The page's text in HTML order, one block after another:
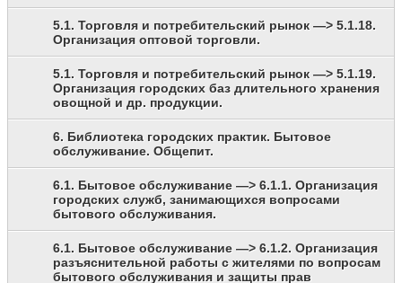
5.1. Торговля и потребительский рынок —> 5.1.18.
Организация оптовой торговли.
5.1. Торговля и потребительский рынок —> 5.1.19.
Организация городских баз длительного хранения
овощной и др. продукции.
6. Библиотека городских практик. Бытовое
обслуживание. Общепит.
6.1. Бытовое обслуживание —> 6.1.1. Организация
городских служб, занимающихся вопросами
бытового обслуживания.
6.1. Бытовое обслуживание —> 6.1.2. Организация
разъяснительной работы с жителями по вопросам
бытового обслуживания и защиты прав